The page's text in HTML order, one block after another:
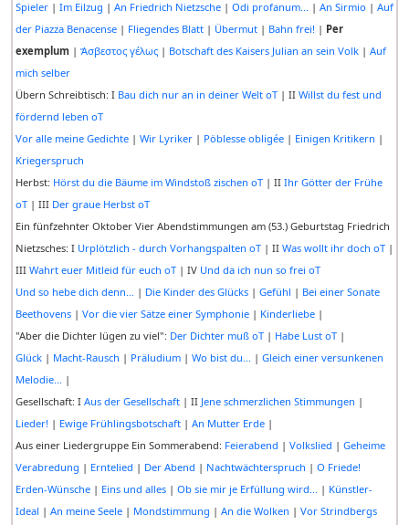
Spieler| Im Eilzug | An Friedrich Nietzsche| Odi profanum... | An Sirmio| Auf
der Piazza Benacense| Fliegendes Blatt| Übermut| Bahn frei! | Per
exemplum| Ἄσβεστος γέλως| Botschaft des Kaisers Julian an sein Volk| Auf
mich selber
Übern Schreibtisch: I Bau dich nur an in deiner Welt oT| II Willst du fest und
fördernd leben oT
Vor alle meine Gedichte| Wir Lyriker| Pöblesse obligée| Einigen Kritikern |
Kriegerspruch
Herbst: Hörst du die Bäume im Windstoß zischen oT| II Ihr Götter der Frühe
oT| III Der graue Herbst oT
Ein fünfzehnter Oktober Vier Abendstimmungen am (53.) Geburtstag Friedrich
Nietzsches: I Urplötzlich - durch Vorhangspalten oT| II Was wollt ihr doch oT|
III Wahrt euer Mitleid für euch oT| IV Und da ich nun so frei oT
Und so hebe dich denn... | Die Kinder des Glücks| Gefühl | Bei einer Sonate
Beethovens| Vor die vier Sätze einer Symphonie| Kinderliebe|
"Aber die Dichter lügen zu viel": Der Dichter muß oT| Habe Lust oT|
Glück| Macht-Rausch | Präludium| Wo bist du... | Gleich einer versunkenen
Melodie... |
Gesellschaft: I Aus der Gesellschaft| II Jene schmerzlichen Stimmungen |
Lieder! | Ewige Frühlingsbotschaft| An Mutter Erde|
Aus einer Liedergruppe Ein Sommerabend: Feierabend | Volkslied | Geheime
Verabredung | Erntelied | Der Abend | Nachtwächterspruch | O Friede!
Erden-Wünsche| Eins und alles| Ob sie mir je Erfüllung wird... | Künstler-
Ideal | An meine Seele| Mondstimmung | An die Wolken | Vor Strindbergs